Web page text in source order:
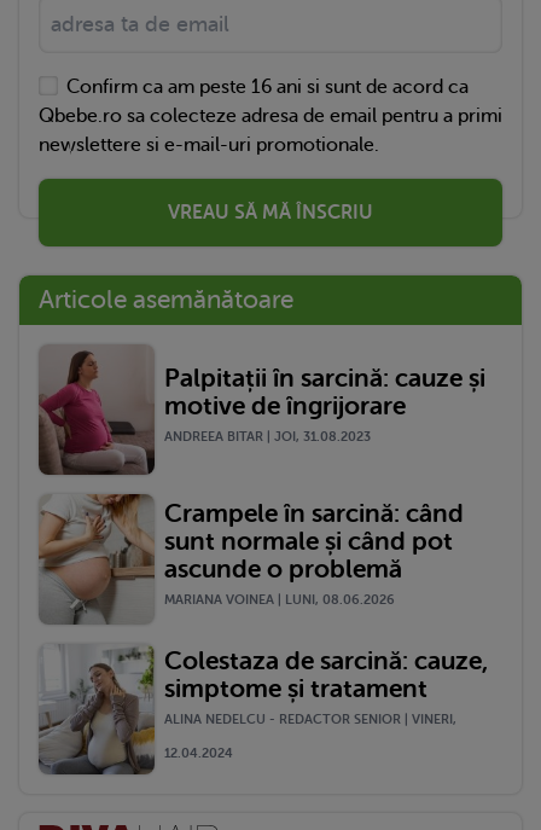
Confirm ca am peste 16 ani si sunt de acord ca
Qbebe.ro sa colecteze adresa de email pentru a primi
newslettere si e-mail-uri promotionale.
VREAU SĂ MĂ ÎNSCRIU
Articole asemănătoare
Palpitații în sarcină: cauze și
motive de îngrijorare
ANDREEA BITAR | JOI, 31.08.2023
Crampele în sarcină: când
sunt normale și când pot
ascunde o problemă
MARIANA VOINEA | LUNI, 08.06.2026
Colestaza de sarcină: cauze,
simptome și tratament
ALINA NEDELCU - REDACTOR SENIOR | VINERI,
12.04.2024